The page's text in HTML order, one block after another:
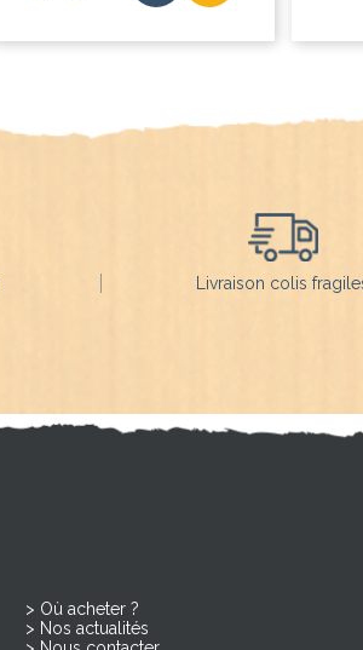
Livraison colis
Où acheter ?
Nos actualités